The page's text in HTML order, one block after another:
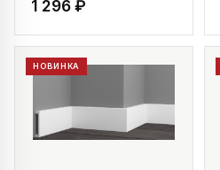
1 296 ₽
НОВИНКА